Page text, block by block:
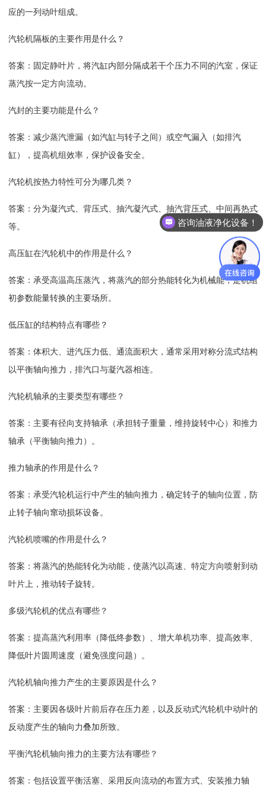
应的一列动叶组成。
汽轮机隔板的主要作用是什么？
答案：固定静叶片，将汽缸内部分隔成若干个压力不同的汽室，保证
蒸汽按一定方向流动。
汽封的主要功能是什么？
答案：减少蒸汽泄漏（如汽缸与转子之间）或空气漏入（如排汽
缸），提高机组效率，保护设备安全。
汽轮机按热力特性可分为哪几类？
答案：分为凝汽式、背压式、抽汽凝汽式、抽汽背压式、中间再热式
等。
高压缸在汽轮机中的作用是什么？
答案：承受高温高压蒸汽，将蒸汽的部分热能转化为机械能，是机组
初参数能量转换的主要场所。
低压缸的结构特点有哪些？
答案：体积大、进汽压力低、通流面积大，通常采用对称分流式结构
以平衡轴向推力，排汽口与凝汽器相连。
汽轮机轴承的主要类型有哪些？
答案：主要有径向支持轴承（承担转子重量，维持旋转中心）和推力
轴承（平衡轴向推力）。
推力轴承的作用是什么？
答案：承受汽轮机运行中产生的轴向推力，确定转子的轴向位置，防
止转子轴向窜动损坏设备。
汽轮机喷嘴的作用是什么？
答案：将蒸汽的热能转化为动能，使蒸汽以高速、特定方向喷射到动
叶片上，推动转子旋转。
多级汽轮机的优点有哪些？
答案：提高蒸汽利用率（降低终参数）、增大单机功率、提高效率、
降低叶片圆周速度（避免强度问题）。
汽轮机轴向推力产生的主要原因是什么？
答案：主要因各级叶片前后存在压力差，以及反动式汽轮机中动叶的
反动度产生的轴向力叠加所致。
平衡汽轮机轴向推力的主要方法有哪些？
答案：包括设置平衡活塞、采用反向流动的布置方式、安装推力轴
咨询油液净化设备！